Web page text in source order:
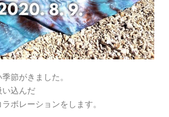
節がきました。
込んだ
ボレーションをします。